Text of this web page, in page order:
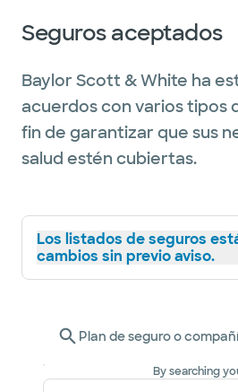
Seguros aceptados
Baylor Scott & White ha
acuerdos con varios tipos
fin de garantizar que sus
salud estén cubiertas.
Los listados de seguros
cambios sin previo aviso.
Plan de seguro o
By searching